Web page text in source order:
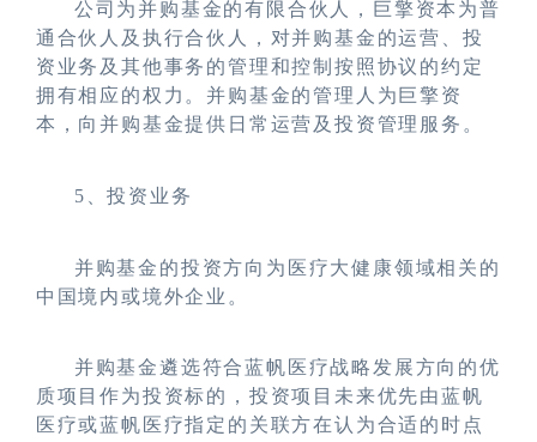
公司为并购基金的有限合伙人，巨擎资本为普
通合伙人及执行合伙人，对并购基金的运营、投
资业务及其他事务的管理和控制按照协议的约定
拥有相应的权力。并购基金的管理人为巨擎资
本，向并购基金提供日常运营及投资管理服务。
5 、投资业务
并购基金的投资方向为医疗大健康领域相关的
中国境内或境外企业。
并购基金遴选符合蓝帆医疗战略发展方向的优
质项目作为投资标的，投资项目未来优先由蓝帆
医疗或蓝帆医疗指定的关联方在认为合适的时点